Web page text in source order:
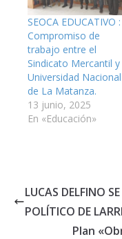
SEOCA EDUCATIVO :
Compromiso de
trabajo entre el
Sindicato Mercantil y
Universidad Nacional
de La Matanza.
13 junio, 2025
En «Educación»
LUCAS DELFINO
POLÍTICO DE
Plan